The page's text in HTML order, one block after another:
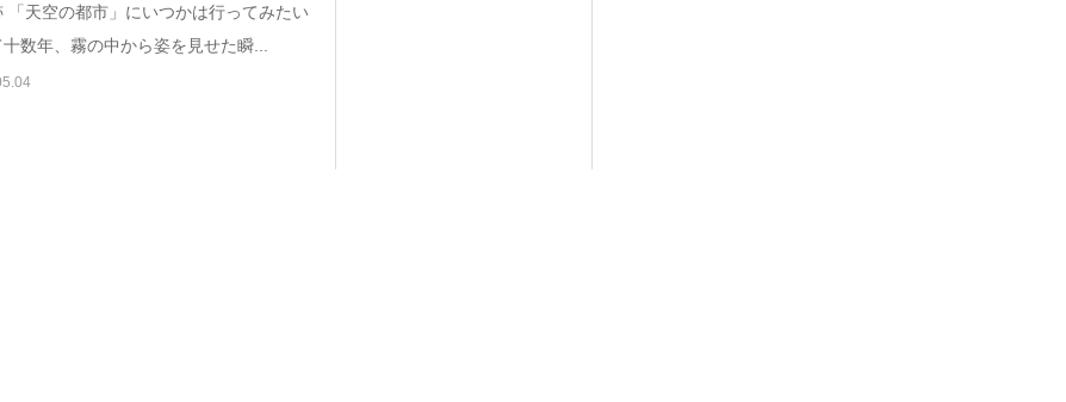
「天空の都市」にいつかは行ってみたい
十数年、霧の中から姿を見せた瞬...